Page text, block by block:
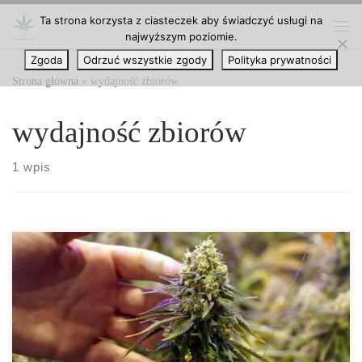
Przejdź do treści
Strona główna » wydajność zbiorów
wydajność zbiorów
1 wpis
Zaawansowana Optymalizacja VPD w Uprawie Konopi
Zaawansowana Optymalizacja Wydajności Konopi za pomocą
Wykresu VPD Deficyt ciśnienia pary wodnej (VPD – Vapor
Pressure Deficit) to jeden z kluczowych parametrów, który
decyduje o tym, jak skutecznie rośliny konopi oddychają,
Ta strona korzysta z ciasteczek aby świadczyć usługi na
najwyższym poziomie.
Zgoda
Odrzuć wszystkie zgody Polityka prywatności